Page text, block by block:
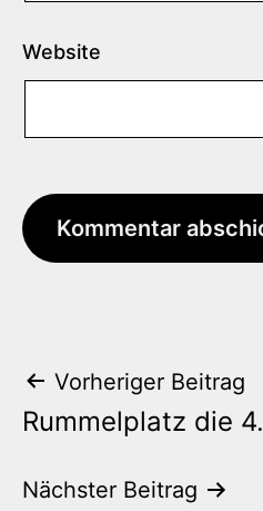
Website
Beitrags-
Navigation
Vorheriger Beitrag
Rummelplatz die 4.
Nächster Beitrag